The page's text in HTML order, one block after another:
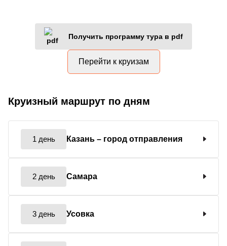
Получить программу тура в pdf
Перейти к круизам
Круизный маршрут по дням
1 день Казань – город отправления
2 день Самара
3 день Усовка